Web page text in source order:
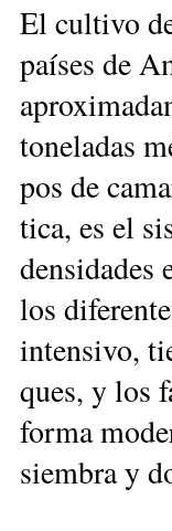
El cul­ti­vo
paí­ses de
to­ne­la­das
pos de
ti­ca, es el
den­si­da­des
los
in­ten­si­vo,
ques, y los
for­ma
siem­bra y